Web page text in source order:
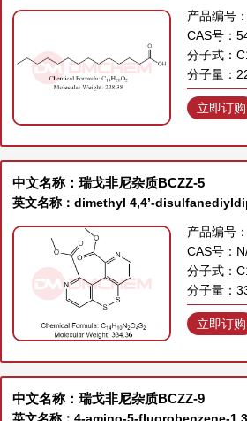
产品编号
CAS号：
分子式：
分子量：
立即订购
中文名称：瑞戈非尼杂质BCZZ-5
英文名称：dimethyl 4,4’-
产品编号
CAS号：
分子式：
分子量：
立即订购
中文名称：瑞戈非尼杂质BCZZ-9